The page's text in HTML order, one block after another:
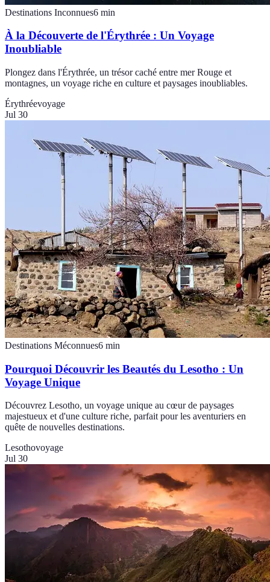
Destinations Inconnues6 min
À la Découverte de l'Érythrée : Un Voyage
Inoubliable
Plongez dans l'Érythrée, un trésor caché entre mer Rouge et
montagnes, un voyage riche en culture et paysages inoubliables.
Érythréevoyage
Jul 30
Destinations Méconnues6 min
Pourquoi Découvrir les Beautés du Lesotho : Un
Voyage Unique
Découvrez Lesotho, un voyage unique au cœur de paysages
majestueux et d'une culture riche, parfait pour les aventuriers en
quête de nouvelles destinations.
Lesothovoyage
Jul 30